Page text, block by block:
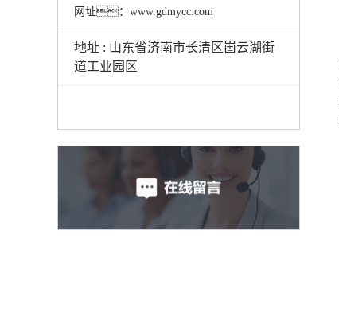
网址：www.gdmycc.com
地址 : 山东省济南市长清区崮云湖街
道工业园区